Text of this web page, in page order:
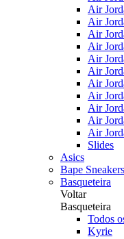
Air
Air
Air
Air
Air
Air
Air
Air
Air
Air
Air
Slides
Asics
Bape Sneakers
Basqueteira
Voltar
Basqueteira
Todos
Kyrie